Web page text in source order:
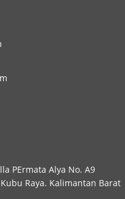
PErmata Alya No. A9
Raya. Kalimantan Barat